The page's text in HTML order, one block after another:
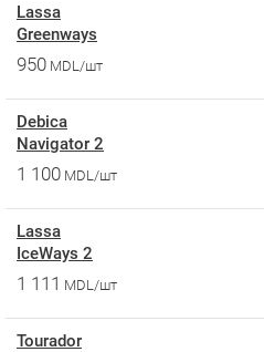
Lassa
Greenways
950 MDL/шт
Debica
Navigator 2
1 100 MDL/шт
Lassa
IceWays 2
1 111 MDL/шт
Tourador